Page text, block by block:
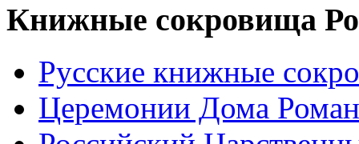
Книжные сокровища
Русские книжные
Церемонии Дома